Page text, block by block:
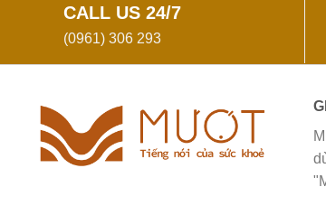
CALL US 24/7
(0961) 306 293